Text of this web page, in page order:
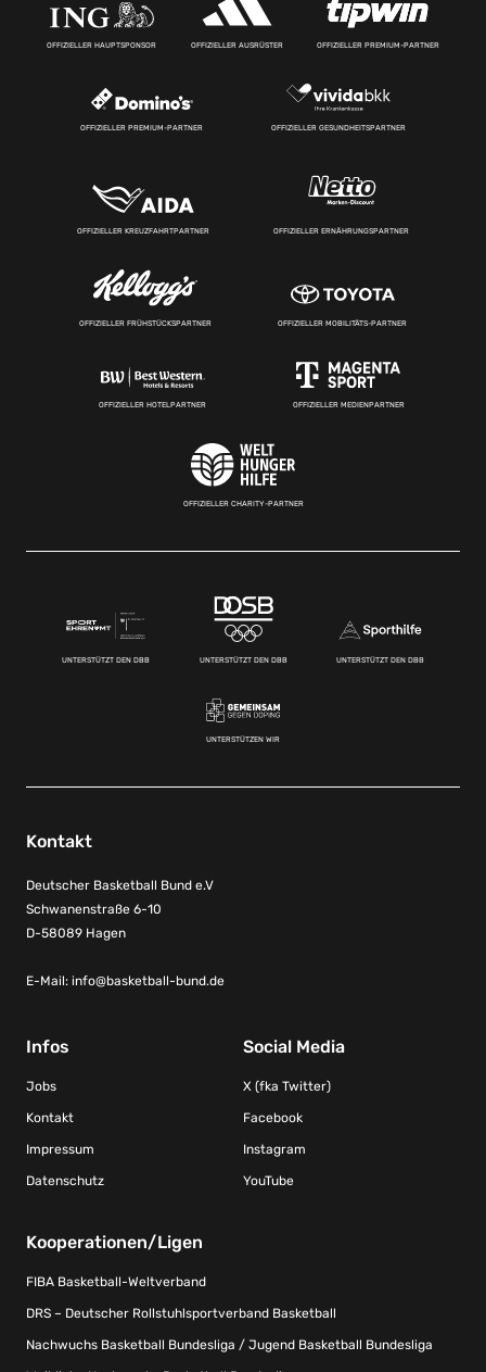
OFFIZIELLER HAUPTSPONSOR OFFIZIELLER AUSRÜSTER OFFIZIELLER PREMIUM-PARTNER
OFFIZIELLER PREMIUM-PARTNER OFFIZIELLER GESUNDHEITSPARTNER
OFFIZIELLER KREUZFAHRTPARTNER OFFIZIELLER ERNÄHRUNGSPARTNER
OFFIZIELLER FRÜHSTÜCKSPARTNER OFFIZIELLER MOBILITÄTS-PARTNER
OFFIZIELLER HOTELPARTNER OFFIZIELLER MEDIENPARTNER
OFFIZIELLER CHARITY-PARTNER
UNTERSTÜTZT DEN DBB UNTERSTÜTZT DEN DBB UNTERSTÜTZT DEN DBB
UNTERSTÜTZEN WIR
Kontakt
Deutscher Basketball Bund e.V
Schwanenstraße 6-10
D-58089 Hagen
E-Mail: info@basketball-bund.de
Infos
Jobs
Kontakt
Impressum
Datenschutz
Social Media
X (fka Twitter)
Facebook
Instagram
YouTube
Kooperationen/Ligen
FIBA Basketball-Weltverband
DRS – Deutscher Rollstuhlsportverband Basketball
Nachwuchs Basketball Bundesliga / Jugend Basketball Bundesliga